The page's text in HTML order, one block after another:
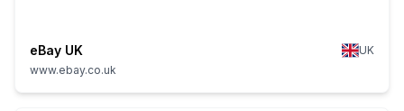
eBay UK
UK
www.ebay.co.uk